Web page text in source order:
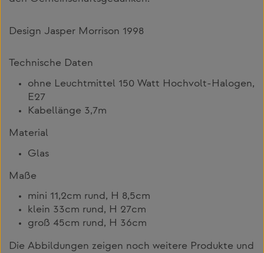
Design Jasper Morrison 1998
Technische Daten
ohne Leuchtmittel 150 Watt Hochvolt-Halogen,
E27
Kabellänge 3,7m
Material
Glas
Maße
mini 11,2cm rund, H 8,5cm
klein 33cm rund, H 27cm
groß 45cm rund, H 36cm
Die Abbildungen zeigen noch weitere Produkte und